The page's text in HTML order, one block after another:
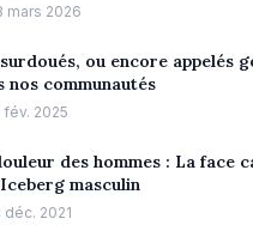
mars 2026
ou encore appelés
nos communautés
fév. 2025
des hommes : La face
masculin
déc. 2021